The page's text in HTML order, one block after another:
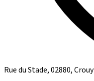
Rue du Stade, 02880, Crouy